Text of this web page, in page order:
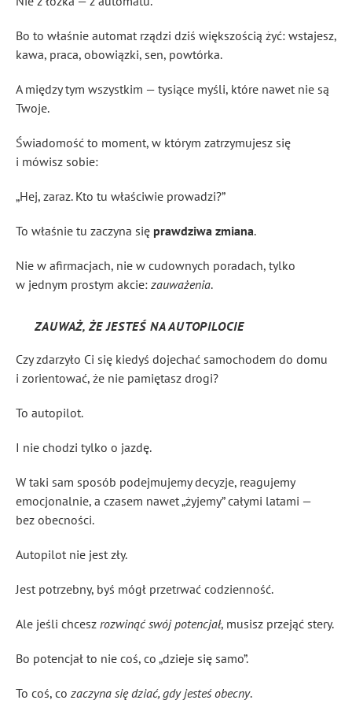
Bo to właśnie automat rządzi dziś większością żyć: wstajesz,
kawa, praca, obowiązki, sen, powtórka.
A między tym wszystkim — tysiące myśli, które nawet nie są
Twoje.
Świadomość to moment, w którym zatrzymujesz się
i mówisz sobie:
„Hej, zaraz. Kto tu właściwie prowadzi?”
To właśnie tu zaczyna się prawdziwa zmiana.
Nie w afirmacjach, nie w cudownych poradach, tylko
w jednym prostym akcie: zauważenia.
ZAUWAŻ, ŻE JESTEŚ NA AUTOPILOCIE
Czy zdarzyło Ci się kiedyś dojechać samochodem do domu
i zorientować, że nie pamiętasz drogi?
To autopilot.
I nie chodzi tylko o jazdę.
W taki sam sposób podejmujemy decyzje, reagujemy
emocjonalnie, a czasem nawet „żyjemy” całymi latami —
bez obecności.
Autopilot nie jest zły.
Jest potrzebny, byś mógł przetrwać codzienność.
Ale jeśli chcesz rozwinąć swój potencjał, musisz przejąć stery.
Bo potencjał to nie coś, co „dzieje się samo”.
To coś, co zaczyna się dziać, gdy jesteś obecny.